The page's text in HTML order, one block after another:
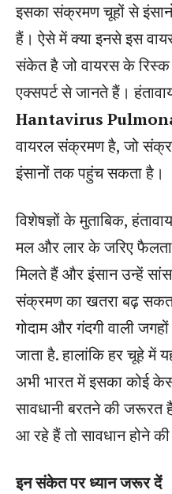
इसका संक्रमण चूहों से
हैं। ऐसे में क्या इनसे इस
संकेत है जो वायरस के रिस्क
एक्सपर्ट से जानते हैं।
Hantavirus
वायरल संक्रमण है, जो
इंसानों तक पहुंच सकता है।
विशेषज्ञों के मुताबिक,
मल और लार के जरिए
मिलते हैं और इंसान उन्हें
संक्रमण का खतरा बढ़
गोदाम और गंदगी वाली
जाता है. हालांकि हर चूहे में
अभी भारत में इसका कोई
सावधानी बरतने की
आ रहे हैं तो सावधान होने
इन संकेत पर ध्यान जरूर दें